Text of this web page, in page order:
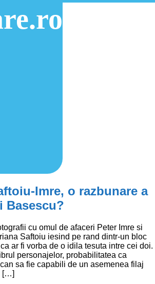
Imre, o razbunare a
Basescu?
cu omul de afaceri Peter Imre si
Saftoiu iesind pe rand dintr-un bloc
ar fi vorba de o idila tesuta intre cei doi.
personajelor, probabilitatea ca
sa fie capabili de un asemenea filaj
[…]